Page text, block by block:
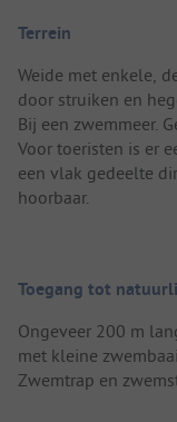
Terrein
Weide met enkele,
door struiken en
Bij een zwemmeer.
Voor toeristen is er
een vlak gedeelte
hoorbaar.
Toegang tot
Ongeveer 200 m
met kleine
Zwemtrap en